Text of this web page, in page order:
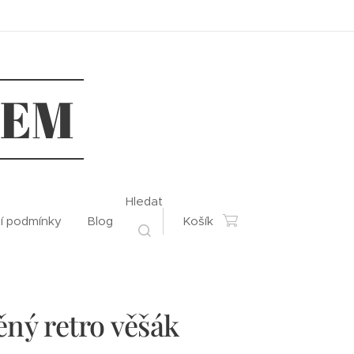
podmínky Blog
Hledat
Košík
retro věšák